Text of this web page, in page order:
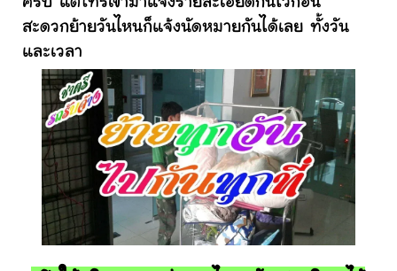
สะดวกย้ายวันไหนก็แจ้งนัดหมายกันได้เลย ทั้งวัน
และเวลา